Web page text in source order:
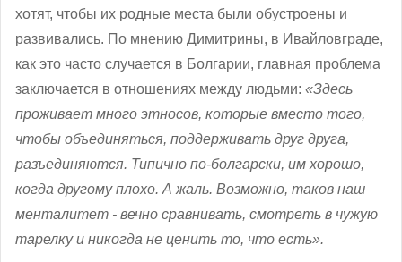
хотят, чтобы их родные места были обустроены и
развивались. По мнению Димитрины, в Ивайловграде,
как это часто случается в Болгарии, главная проблема
заключается в отношениях между людьми: «Здесь
проживает много этносов, которые вместо того,
чтобы объединяться, поддерживать друг друга,
разъединяются. Типично по-болгарски, им хорошо,
когда другому плохо. А жаль. Возможно, таков наш
менталитет - вечно сравнивать, смотреть в чужую
тарелку и никогда не ценить то, что есть».